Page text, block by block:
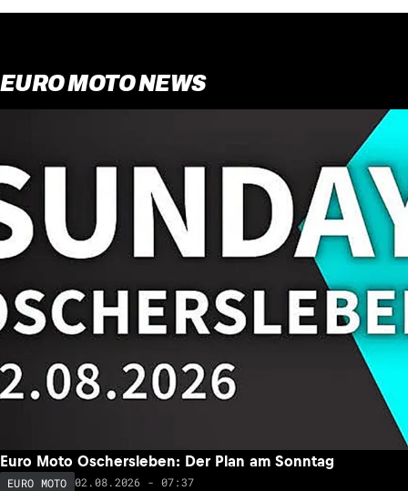
EURO MOTO NEWS
Euro Moto Oschersleben: Der Plan am Sonntag
EURO MOTO 02.08.2026 - 07:37